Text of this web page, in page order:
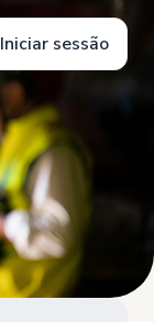
Iniciar sessão